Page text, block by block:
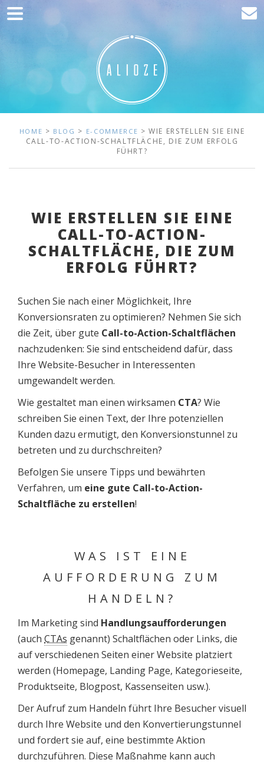
Home
Entwicklung
BlogHOME > BLOG > E-COMMERCE > WIE ERSTELLEN SIE EINE
CALL-TO-ACTION-SCHALTFLÄCHE, DIE ZUM ERFOLG
FÜHRT?
WIE ERSTELLEN SIE EINE
CALL-TO-ACTION-
SCHALTFLÄCHE, DIE ZUM
ERFOLG FÜHRT?
Suchen Sie nach einer Möglichkeit, Ihre
Konversionsraten zu optimieren? Nehmen Sie sich
die Zeit, über gute Call-to-Action-Schaltflächen
nachzudenken: Sie sind entscheidend dafür, dass
Ihre Website-Besucher in Interessenten
umgewandelt werden.
Wie gestaltet man einen wirksamen CTA? Wie
schreiben Sie einen Text, der Ihre potenziellen
Kunden dazu ermutigt, den Konversionstunnel zu
betreten und zu durchschreiten?
Befolgen Sie unsere Tipps und bewährten
Verfahren, um eine gute Call-to-Action-
Schaltfläche zu erstellen!
WAS IST EINE
AUFFORDERUNG ZUM
HANDELN?
Im Marketing sind Handlungsaufforderungen
(auch CTAs genannt) Schaltflächen oder Links, die
auf verschiedenen Seiten einer Website platziert
werden (Homepage, Landing Page, Kategorieseite,
Produktseite, Blogpost, Kassenseiten usw.).
Der Aufruf zum Handeln führt Ihre Besucher visuell
durch Ihre Website und den Konvertierungstunnel
und fordert sie auf, eine bestimmte Aktion
durchzuführen. Diese Maßnahme kann auch